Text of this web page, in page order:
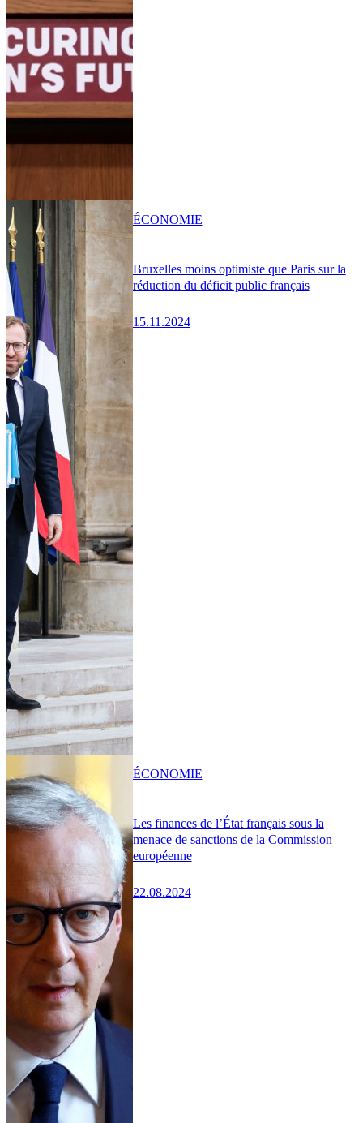
Bruxelles moins optimiste que Paris sur la
réduction du déficit public français
15.11.2024
ÉCONOMIE
Les finances de l’État français sous la
menace de sanctions de la Commission
européenne
22.08.2024
ÉCONOMIE